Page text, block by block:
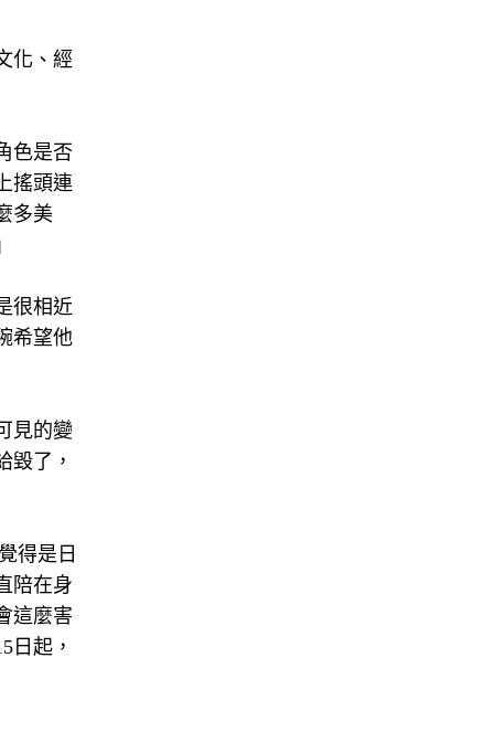
化、經
色是否
搖頭連
多美
很相近
希望他
見的變
毀了，
得是日
陪在身
這麼害
日起，